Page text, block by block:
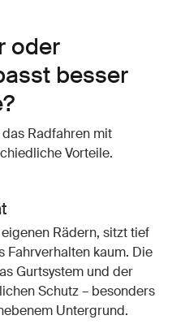
oder
besser
Radfahren mit
Vorteile.
Rädern, sitzt tief
Fahrverhalten kaum. Die
Gurtsystem und der
Schutz – besonders
Untergrund.